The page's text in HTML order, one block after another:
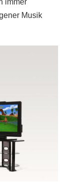
immer
Musik